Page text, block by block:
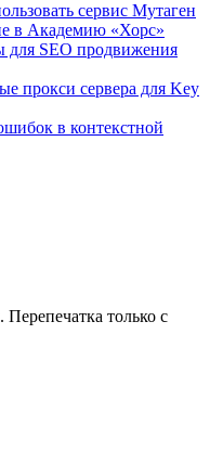
сервис Мутаген
в Академию «Хорс»
для SEO продвижения
прокси сервера для Key
в контекстной
только с